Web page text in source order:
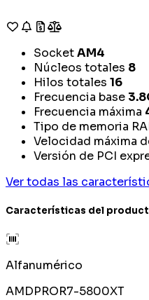
SocketAM4
Núcleos totales 8
Hilos totales 16
Frecuencia base
Frecuencia máxima
Tipo de memoria
Velocidad máxima
Versión de PCI
Ver todas las
Características del
Alfanumérico
AMDPROR7-5800XT